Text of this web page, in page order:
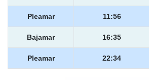
Pleamar 11:56
Bajamar 16:35
Pleamar 22:34